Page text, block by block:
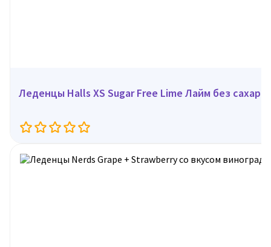
Леденцы Halls XS Sugar Free Lime Лайм без сахара